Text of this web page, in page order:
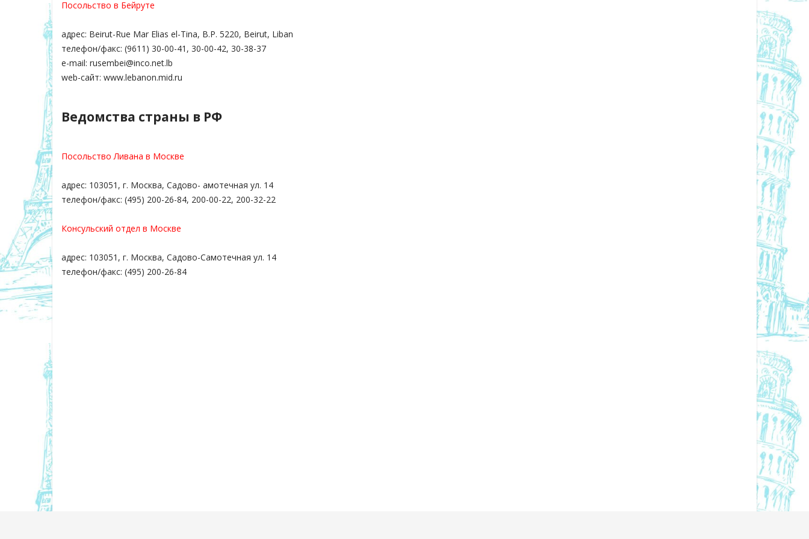
Посольство в Бейруте
адрес: Beirut-Rue Mar Elias el-Tina, B.P. 5220, Beirut, Liban
телефон/факс: (9611) 30-00-41, 30-00-42, 30-38-37
e-mail: rusembei@inco.net.lb
web-сайт: www.lebanon.mid.ru
Ведомства страны в РФ
Посольство Ливана в Москве
адрес: 103051, г. Москва, Садово- амотечная ул. 14
телефон/факс: (495) 200-26-84, 200-00-22, 200-32-22
Консульский отдел в Москве
адрес: 103051, г. Москва, Садово-Самотечная ул. 14
телефон/факс: (495) 200-26-84